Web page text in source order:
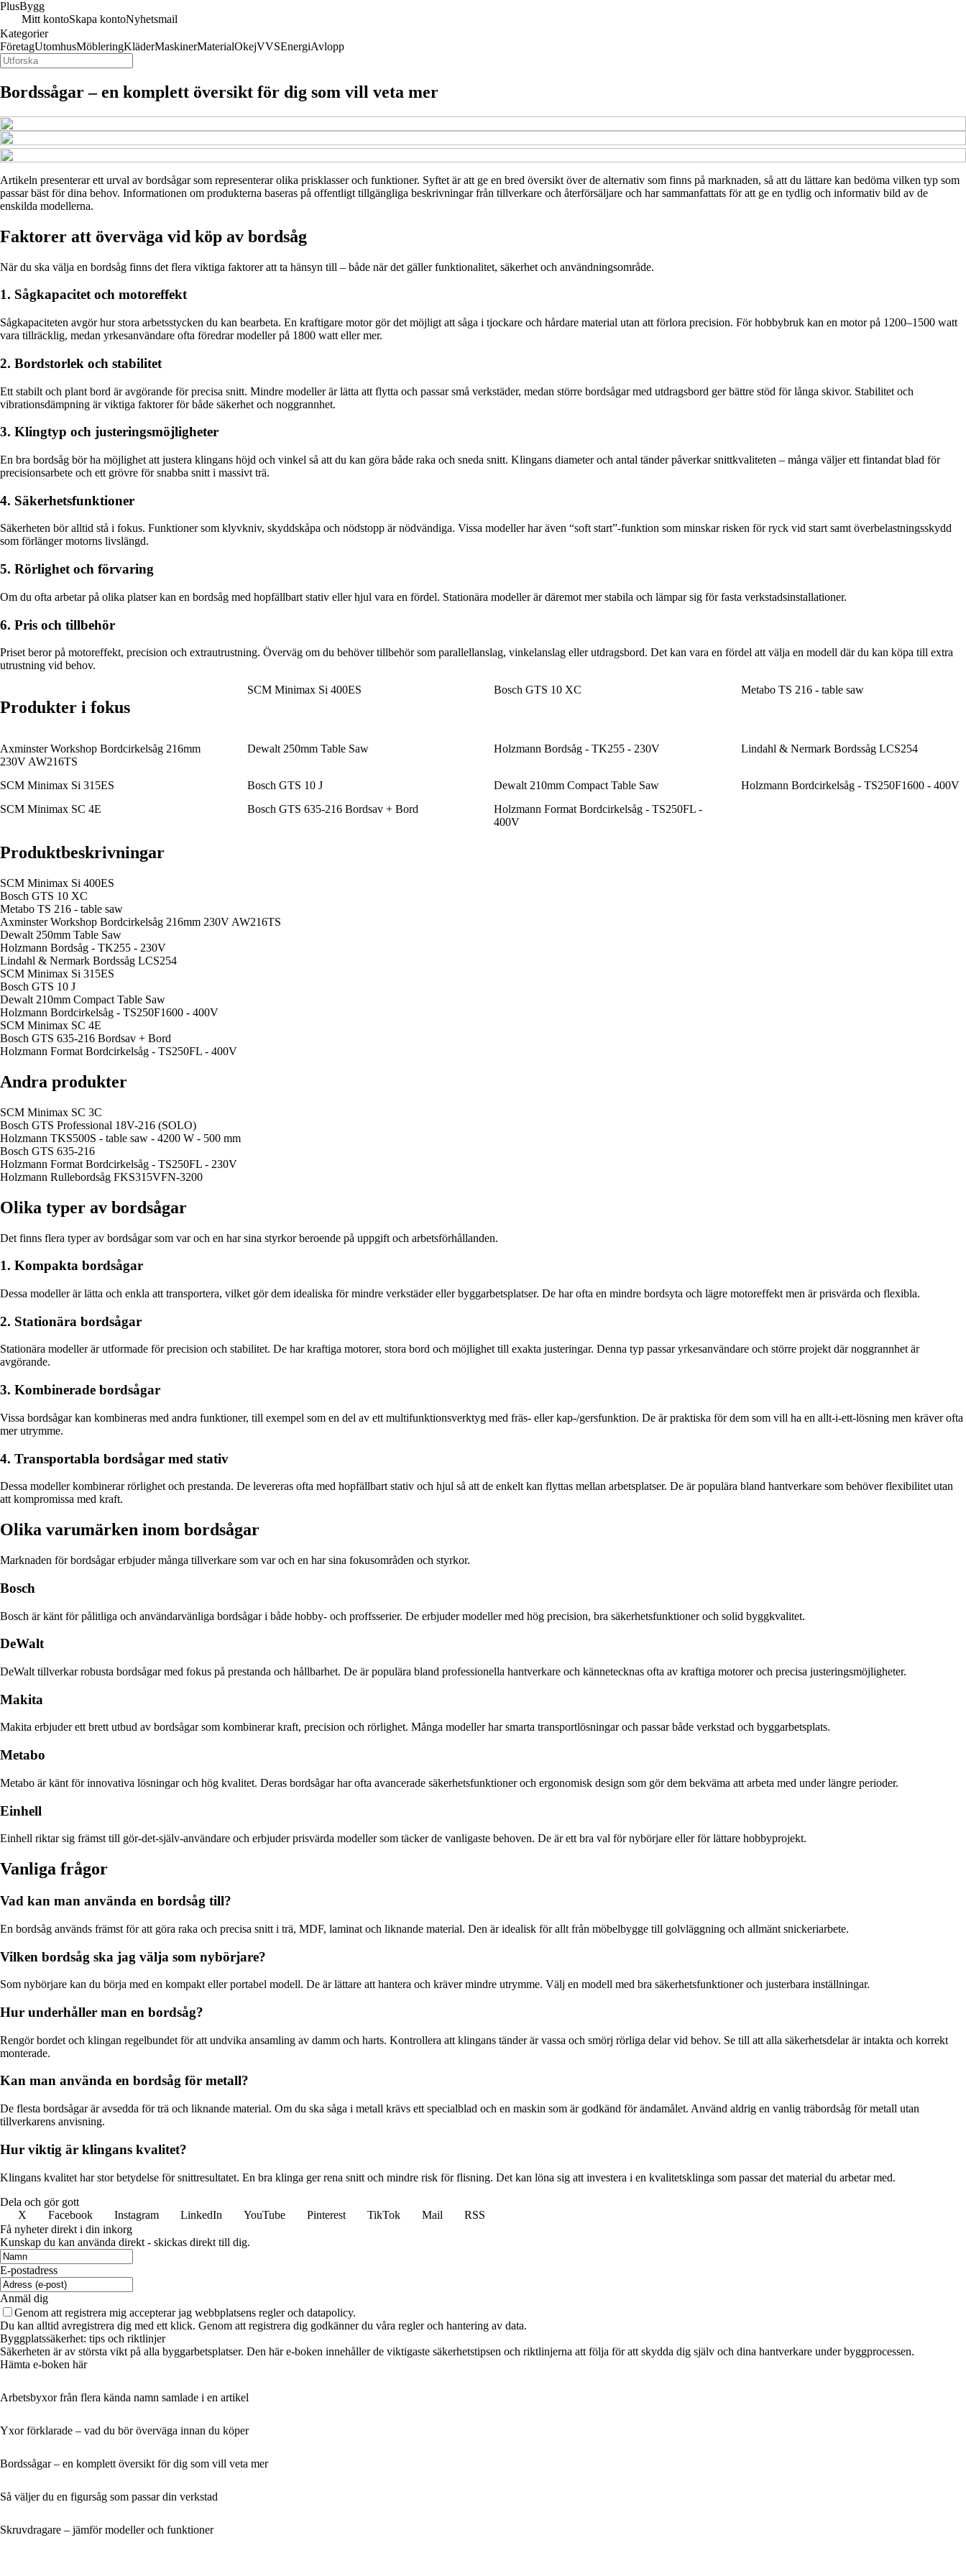
PlusBygg
Mitt kontoSkapa kontoNyhetsmail
Kategorier
FöretagUtomhusMöbleringKläderMaskinerMaterialOkejVVSEnergiAvlopp
Bordssågar – en komplett översikt för dig som vill veta mer
Artikeln presenterar ett urval av bordsågar som representerar olika prisklasser och funktioner. Syftet är att ge en bred översikt över de alternativ som finns på marknaden, så att du lättare kan bedöma vilken typ som
passar bäst för dina behov. Informationen om produkterna baseras på offentligt tillgängliga beskrivningar från tillverkare och återförsäljare och har sammanfattats för att ge en tydlig och informativ bild av de
enskilda modellerna.
Faktorer att överväga vid köp av bordsåg
När du ska välja en bordsåg finns det flera viktiga faktorer att ta hänsyn till – både när det gäller funktionalitet, säkerhet och användningsområde.
1. Sågkapacitet och motoreffekt
Sågkapaciteten avgör hur stora arbetsstycken du kan bearbeta. En kraftigare motor gör det möjligt att såga i tjockare och hårdare material utan att förlora precision. För hobbybruk kan en motor på 1200–1500 watt
vara tillräcklig, medan yrkesanvändare ofta föredrar modeller på 1800 watt eller mer.
2. Bordstorlek och stabilitet
Ett stabilt och plant bord är avgörande för precisa snitt. Mindre modeller är lätta att flytta och passar små verkstäder, medan större bordsågar med utdragsbord ger bättre stöd för långa skivor. Stabilitet och
vibrationsdämpning är viktiga faktorer för både säkerhet och noggrannhet.
3. Klingtyp och justeringsmöjligheter
En bra bordsåg bör ha möjlighet att justera klingans höjd och vinkel så att du kan göra både raka och sneda snitt. Klingans diameter och antal tänder påverkar snittkvaliteten – många väljer ett fintandat blad för
precisionsarbete och ett grövre för snabba snitt i massivt trä.
4. Säkerhetsfunktioner
Säkerheten bör alltid stå i fokus. Funktioner som klyvkniv, skyddskåpa och nödstopp är nödvändiga. Vissa modeller har även “soft start”-funktion som minskar risken för ryck vid start samt överbelastningsskydd
som förlänger motorns livslängd.
5. Rörlighet och förvaring
Om du ofta arbetar på olika platser kan en bordsåg med hopfällbart stativ eller hjul vara en fördel. Stationära modeller är däremot mer stabila och lämpar sig för fasta verkstadsinstallationer.
6. Pris och tillbehör
Priset beror på motoreffekt, precision och extrautrustning. Överväg om du behöver tillbehör som parallellanslag, vinkelanslag eller utdragsbord. Det kan vara en fördel att välja en modell där du kan köpa till extra
utrustning vid behov.
Produkter i fokus
SCM Minimax Si 400ES Bosch GTS 10 XC Metabo TS 216 - table saw
Axminster Workshop Bordcirkelsåg 216mm
230V AW216TS
Dewalt 250mm Table Saw Holzmann Bordsåg - TK255 - 230V Lindahl & Nermark Bordssåg LCS254
SCM Minimax Si 315ES Bosch GTS 10 J Dewalt 210mm Compact Table Saw
Holzmann Bordcirkelsåg - TS250F1600 - 400V
SCM Minimax SC 4E
Bosch GTS 635-216 Bordsav + Bord
Holzmann Format Bordcirkelsåg - TS250FL -
400V
Produktbeskrivningar
SCM Minimax Si 400ES
Bosch GTS 10 XC
Metabo TS 216 - table saw
Axminster Workshop Bordcirkelsåg 216mm 230V AW216TS
Dewalt 250mm Table Saw
Holzmann Bordsåg - TK255 - 230V
Lindahl & Nermark Bordssåg LCS254
SCM Minimax Si 315ES
Bosch GTS 10 J
Dewalt 210mm Compact Table Saw
Holzmann Bordcirkelsåg - TS250F1600 - 400V
SCM Minimax SC 4E
Bosch GTS 635-216 Bordsav + Bord
Holzmann Format Bordcirkelsåg - TS250FL - 400V
Andra produkter
SCM Minimax SC 3C
Bosch GTS Professional 18V-216 (SOLO)
Holzmann TKS500S - table saw - 4200 W - 500 mm
Bosch GTS 635-216
Holzmann Format Bordcirkelsåg - TS250FL - 230V
Holzmann Rullebordsåg FKS315VFN-3200
Olika typer av bordsågar
Det finns flera typer av bordsågar som var och en har sina styrkor beroende på uppgift och arbetsförhållanden.
1. Kompakta bordsågar
Dessa modeller är lätta och enkla att transportera, vilket gör dem idealiska för mindre verkstäder eller byggarbetsplatser. De har ofta en mindre bordsyta och lägre motoreffekt men är prisvärda och flexibla.
2. Stationära bordsågar
Stationära modeller är utformade för precision och stabilitet. De har kraftiga motorer, stora bord och möjlighet till exakta justeringar. Denna typ passar yrkesanvändare och större projekt där noggrannhet är
avgörande.
3. Kombinerade bordsågar
Vissa bordsågar kan kombineras med andra funktioner, till exempel som en del av ett multifunktionsverktyg med fräs- eller kap-/gersfunktion. De är praktiska för dem som vill ha en allt-i-ett-lösning men kräver ofta
mer utrymme.
4. Transportabla bordsågar med stativ
Dessa modeller kombinerar rörlighet och prestanda. De levereras ofta med hopfällbart stativ och hjul så att de enkelt kan flyttas mellan arbetsplatser. De är populära bland hantverkare som behöver flexibilitet utan
att kompromissa med kraft.
Olika varumärken inom bordsågar
Marknaden för bordsågar erbjuder många tillverkare som var och en har sina fokusområden och styrkor.
Bosch
Bosch är känt för pålitliga och användarvänliga bordsågar i både hobby- och proffsserier. De erbjuder modeller med hög precision, bra säkerhetsfunktioner och solid byggkvalitet.
DeWalt
DeWalt tillverkar robusta bordsågar med fokus på prestanda och hållbarhet. De är populära bland professionella hantverkare och kännetecknas ofta av kraftiga motorer och precisa justeringsmöjligheter.
Makita
Makita erbjuder ett brett utbud av bordsågar som kombinerar kraft, precision och rörlighet. Många modeller har smarta transportlösningar och passar både verkstad och byggarbetsplats.
Metabo
Metabo är känt för innovativa lösningar och hög kvalitet. Deras bordsågar har ofta avancerade säkerhetsfunktioner och ergonomisk design som gör dem bekväma att arbeta med under längre perioder.
Einhell
Einhell riktar sig främst till gör-det-själv-användare och erbjuder prisvärda modeller som täcker de vanligaste behoven. De är ett bra val för nybörjare eller för lättare hobbyprojekt.
Vanliga frågor
Vad kan man använda en bordsåg till?
En bordsåg används främst för att göra raka och precisa snitt i trä, MDF, laminat och liknande material. Den är idealisk för allt från möbelbygge till golvläggning och allmänt snickeriarbete.
Vilken bordsåg ska jag välja som nybörjare?
Som nybörjare kan du börja med en kompakt eller portabel modell. De är lättare att hantera och kräver mindre utrymme. Välj en modell med bra säkerhetsfunktioner och justerbara inställningar.
Hur underhåller man en bordsåg?
Rengör bordet och klingan regelbundet för att undvika ansamling av damm och harts. Kontrollera att klingans tänder är vassa och smörj rörliga delar vid behov. Se till att alla säkerhetsdelar är intakta och korrekt
monterade.
Kan man använda en bordsåg för metall?
De flesta bordsågar är avsedda för trä och liknande material. Om du ska såga i metall krävs ett specialblad och en maskin som är godkänd för ändamålet. Använd aldrig en vanlig träbordsåg för metall utan
tillverkarens anvisning.
Hur viktig är klingans kvalitet?
Klingans kvalitet har stor betydelse för snittresultatet. En bra klinga ger rena snitt och mindre risk för flisning. Det kan löna sig att investera i en kvalitetsklinga som passar det material du arbetar med.
Dela och gör gott
X
Facebook Instagram LinkedIn YouTube Pinterest TikTok Mail
RSS
Få nyheter direkt i din inkorg
Kunskap du kan använda direkt - skickas direkt till dig.
E-postadress
Anmäl dig
Genom att registrera mig accepterar jag webbplatsens regler och datapolicy.
Du kan alltid avregistrera dig med ett klick. Genom att registrera dig godkänner du våra regler och hantering av data.
Byggplatssäkerhet: tips och riktlinjer
Säkerheten är av största vikt på alla byggarbetsplatser. Den här e-boken innehåller de viktigaste säkerhetstipsen och riktlinjerna att följa för att skydda dig själv och dina hantverkare under byggprocessen.
Hämta e-boken här
Arbetsbyxor från flera kända namn samlade i en artikel
Yxor förklarade – vad du bör överväga innan du köper
Bordssågar – en komplett översikt för dig som vill veta mer
Så väljer du en figursåg som passar din verkstad
Skruvdragare – jämför modeller och funktioner